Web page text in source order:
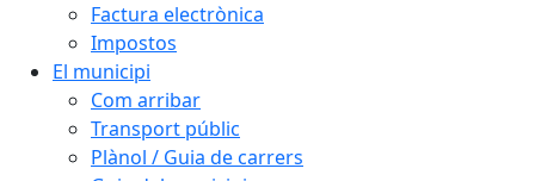
Factura electrònica
Impostos
El municipi
Com arribar
Transport públic
Plànol / Guia de carrers